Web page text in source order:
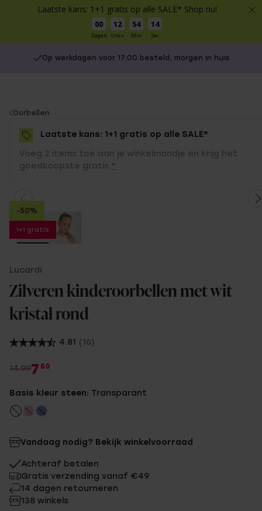
Laatste kans: 1+1 gratis op alle SALE* Shop nu!
00
Dagen
12
Uren
54
Min
14
Sec
Op werkdagen voor 17:00 besteld, morgen in huis
You
are
here:
Oorbellen
Laatste kans: 1+1 gratis op alle SALE*
Voeg 2 items toe aan je winkelmandje en krijg het
goedkoopste gratis. *
-50%
1+1 gratis
Lucardi
Zilveren kinderoorbellen met wit
kristal rond
4.81 (16)
14.997 50
Basis kleur steen: Transparant
Vandaag nodig? Bekijk winkelvoorraad
Achteraf betalen
Gratis verzending vanaf €49
14 dagen retourneren
138 winkels